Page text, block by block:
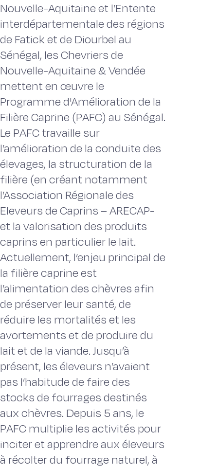
Nouvelle-Aquitaine et l’Entente
interdépartementale des régions
de Fatick et de Diourbel au
Sénégal, les Chevriers de
Nouvelle-Aquitaine & Vendée
mettent en œuvre le
Programme d'Amélioration de la
Filière Caprine (PAFC) au Sénégal.
Le PAFC travaille sur
l’amélioration de la conduite des
élevages, la structuration de la
filière (en créant notamment
l’Association Régionale des
Eleveurs de Caprins – ARECAP-
et la valorisation des produits
caprins en particulier le lait.
Actuellement, l’enjeu principal de
la filière caprine est
l’alimentation des chèvres afin
de préserver leur santé, de
réduire les mortalités et les
avortements et de produire du
lait et de la viande. Jusqu’à
présent, les éleveurs n’avaient
pas l’habitude de faire des
stocks de fourrages destinés
aux chèvres. Depuis 5 ans, le
PAFC multiplie les activités pour
inciter et apprendre aux éleveurs
à récolter du fourrage naturel, à